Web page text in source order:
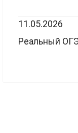
11.05.2026
Реальный